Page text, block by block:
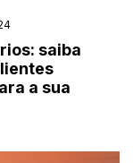
saiba
a sua